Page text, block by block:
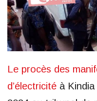
Le procès des
d’électricité à